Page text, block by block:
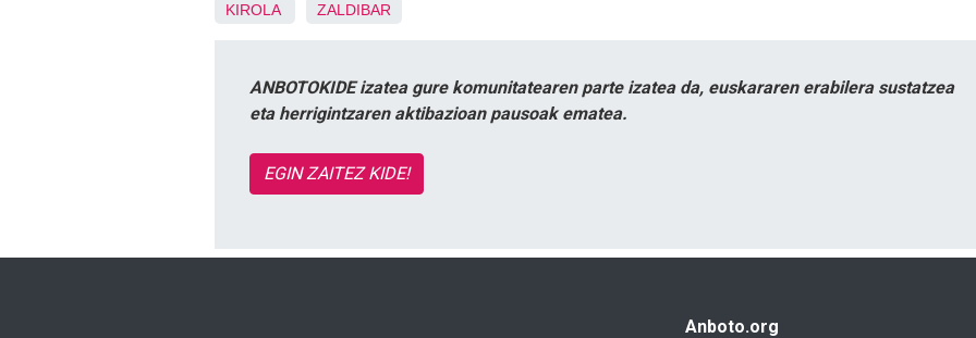
KIROLA ZALDIBAR
ANBOTOKIDE izatea gure komunitatearen parte izatea da, euskararen erabilera sustatzea
eta herrigintzaren aktibazioan pausoak ematea.
EGIN ZAITEZ KIDE!
Anboto.org